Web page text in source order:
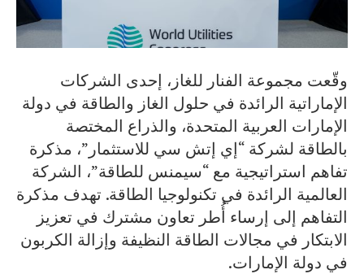
وقّعت مجموعة الفنار للغاز، إحدى الشركات
الإماراتية الرائدة في حلول الغاز والطاقة في دولة
الإمارات العربية المتحدة، والذراع المختصة
بالطاقة لشركة “إي إتش سي للاستثمار”، مذكرة
تفاهم استراتيجية مع “سيمنس للطاقة”، الشركة
العالمية الرائدة في تكنولوجيا الطاقة. تهدف مذكرة
التفاهم إلى إرساء أُطر تعاون مشترك في تعزيز
الابتكار في مجالات الطاقة النظيفة وإزالة الكربون
في دولة الإمارات.